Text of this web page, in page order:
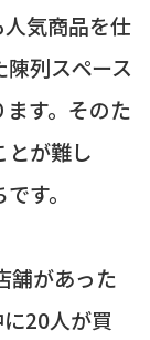
気商品を仕
列スペース
す。そのた
とが難し
す。
舗があった
20人が買